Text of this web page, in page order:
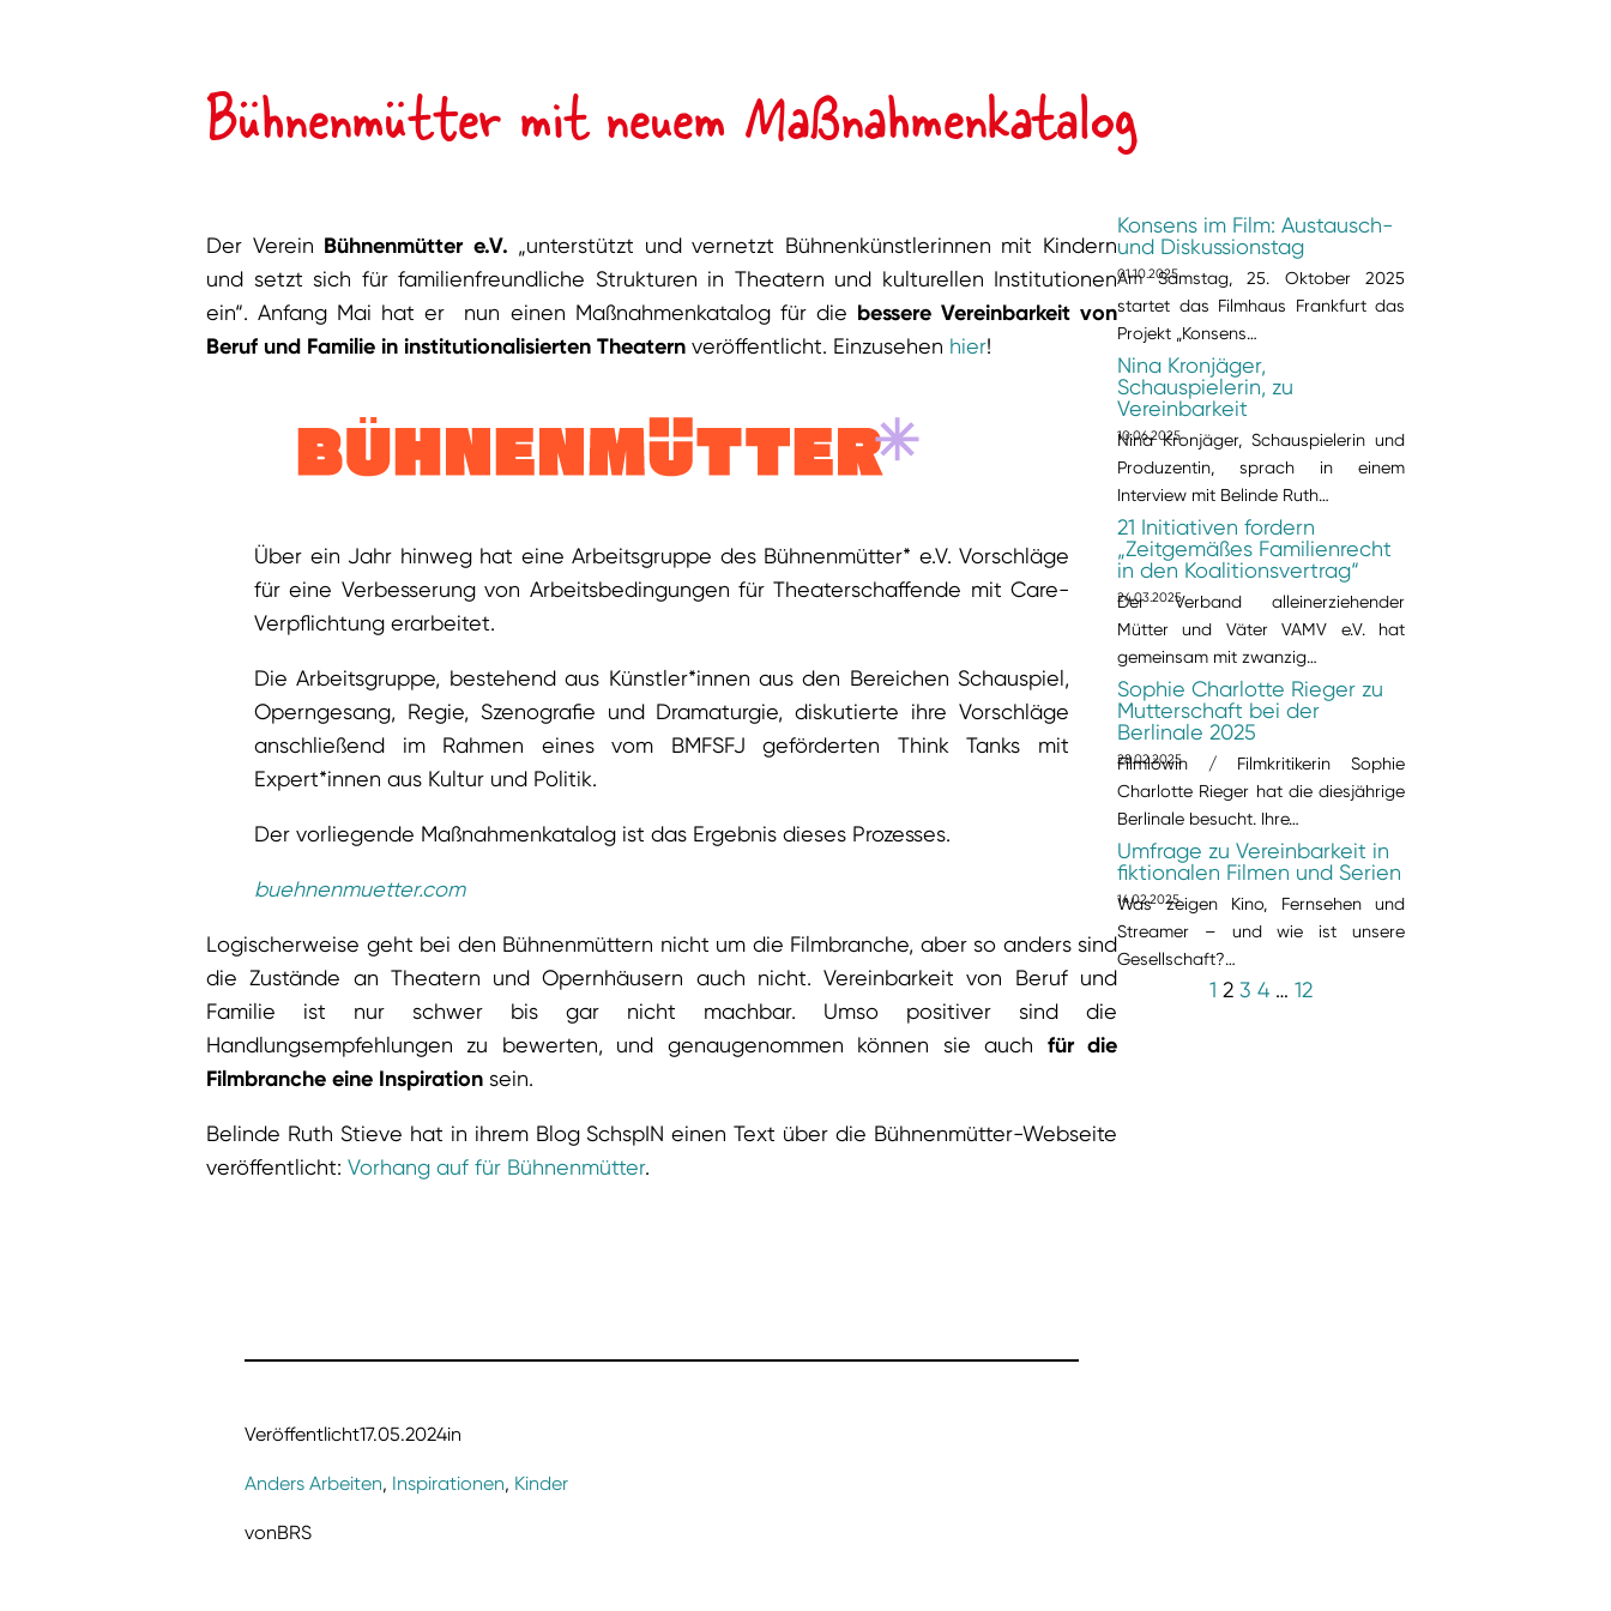
Bühnenmütter mit neuem Maßnahmenkatalog
Der Verein Bühnenmütter e.V. „unterstützt und vernetzt Bühnenkünstlerinnen mit Kindern
und setzt sich für familienfreundliche Strukturen in Theatern und kulturellen Institutionen
ein“. Anfang Mai hat er nun einen Maßnahmenkatalog für die bessere Vereinbarkeit von
Beruf und Familie in institutionalisierten Theatern veröffentlicht. Einzusehen hier!
Über ein Jahr hinweg hat eine Arbeitsgruppe des Bühnenmütter* e.V. Vorschläge
für eine Verbesserung von Arbeitsbedingungen für Theaterschaffende mit Care-
Verpflichtung erarbeitet.
Die Arbeitsgruppe, bestehend aus Künstler*innen aus den Bereichen Schauspiel,
Operngesang, Regie, Szenografie und Dramaturgie, diskutierte ihre Vorschläge
anschließend im Rahmen eines vom BMFSFJ geförderten Think Tanks mit
Expert*innen aus Kultur und Politik.
Der vorliegende Maßnahmenkatalog ist das Ergebnis dieses Prozesses.
buehnenmuetter.com
Logischerweise geht bei den Bühnenmüttern nicht um die Filmbranche, aber so anders sind
die Zustände an Theatern und Opernhäusern auch nicht. Vereinbarkeit von Beruf und
Familie ist nur schwer bis gar nicht machbar. Umso positiver sind die
Handlungsempfehlungen zu bewerten, und genaugenommen können sie auch für die
Filmbranche eine Inspiration sein.
Belinde Ruth Stieve hat in ihrem Blog SchspIN einen Text über die Bühnenmütter-Webseite
veröffentlicht: Vorhang auf für Bühnenmütter.
Veröffentlicht17.05.2024in
Anders Arbeiten, Inspirationen, Kinder
vonBRS
Konsens im Film: Austausch-
und Diskussionstag
01.10.2025
Am Samstag, 25. Oktober 2025
startet das Filmhaus Frankfurt das
Projekt „Konsens…
Nina Kronjäger,
Schauspielerin, zu
Vereinbarkeit
10.06.2025
Nina Kronjäger, Schauspielerin und
Produzentin, sprach in einem
Interview mit Belinde Ruth…
21 Initiativen fordern
„Zeitgemäßes Familienrecht
in den Koalitionsvertrag“
24.03.2025
Der Verband alleinerziehender
Mütter und Väter VAMV e.V. hat
gemeinsam mit zwanzig…
Sophie Charlotte Rieger zu
Mutterschaft bei der
Berlinale 2025
28.02.2025
Filmlöwin / Filmkritikerin Sophie
Charlotte Rieger hat die diesjährige
Berlinale besucht. Ihre…
Umfrage zu Vereinbarkeit in
fiktionalen Filmen und Serien
14.02.2025
Was zeigen Kino, Fernsehen und
Streamer – und wie ist unsere
Gesellschaft?…
1 2 3 4 … 12